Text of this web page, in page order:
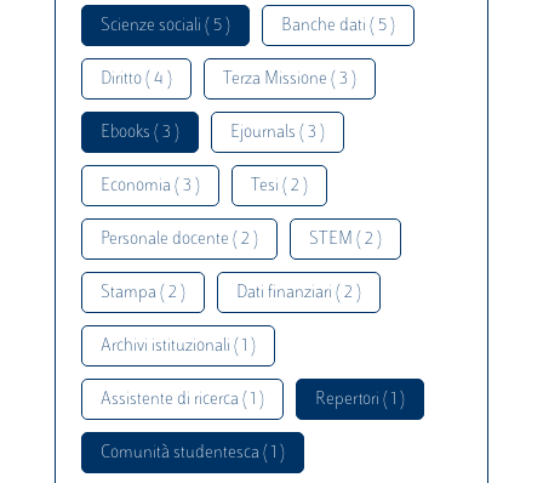
Scienze sociali ( 5 ) Banche dati ( 5 )
Diritto ( 4 ) Terza Missione ( 3 )
Ebooks ( 3 ) Ejournals ( 3 )
Economia ( 3 ) Tesi ( 2 )
Personale docente ( 2 ) STEM ( 2 )
Stampa ( 2 ) Dati finanziari ( 2 )
Archivi istituzionali ( 1 )
Assistente di ricerca ( 1 ) Repertori ( 1 )
Comunità studentesca ( 1 )